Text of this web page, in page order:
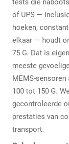
tests die
of UPS —
hoeken,
elkaar — houdt
75 G. Dat is
meeste
MEMS-
100 tot 150 G.
gecontroleerde
prestaties van
transport.